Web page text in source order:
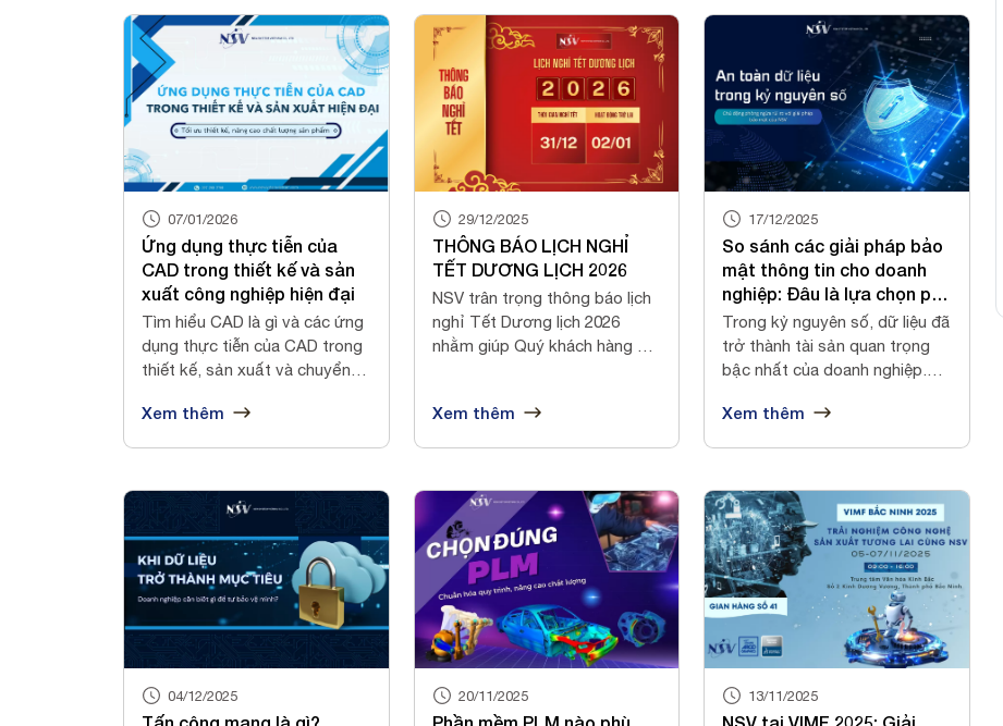
07/01/2026
Ứng dụng thực tiễn của
CAD trong thiết kế và sản
xuất công nghiệp hiện đại
Tìm hiểu CAD là gì và các ứng
dụng thực tiễn của CAD trong
thiết kế, sản xuất và chuyển
Xem thêm
29/12/2025
THÔNG BÁO LỊCH NGHỈ
TẾT DƯƠNG LỊCH 2026
NSV trân trọng thông báo lịch
nghỉ Tết Dương lịch 2026
nhằm giúp Quý khách hàng và
Xem thêm
17/12/2025
So sánh các giải pháp bảo
mật thông tin cho doanh
nghiệp: Đâu là lựa chọn phù
hợp?
Trong kỷ nguyên số, dữ liệu đã
trở thành tài sản quan trọng
bậc nhất của doanh nghiệp.
Xem thêm
04/12/2025 20/11/2025 13/11/2025